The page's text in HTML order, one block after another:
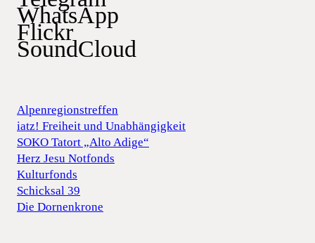
WhatsApp
Flickr
SoundCloud
Alpenregionstreffen
iatz! Freiheit und Unabhängigkeit
SOKO Tatort „Alto Adige“
Herz Jesu Notfonds
Kulturfonds
Schicksal 39
Die Dornenkrone